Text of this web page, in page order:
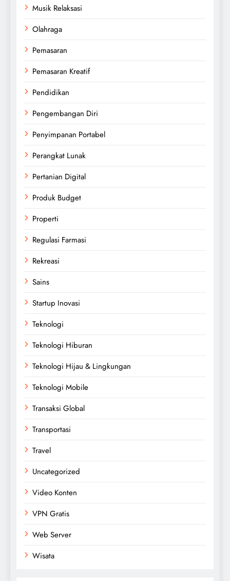
Musik Relaksasi
Olahraga
Pemasaran
Pemasaran Kreatif
Pendidikan
Pengembangan Diri
Penyimpanan Portabel
Perangkat Lunak
Pertanian Digital
Produk Budget
Properti
Regulasi Farmasi
Rekreasi
Sains
Startup Inovasi
Teknologi
Teknologi Hiburan
Teknologi Hijau & Lingkungan
Teknologi Mobile
Transaksi Global
Transportasi
Travel
Uncategorized
Video Konten
VPN Gratis
Web Server
Wisata